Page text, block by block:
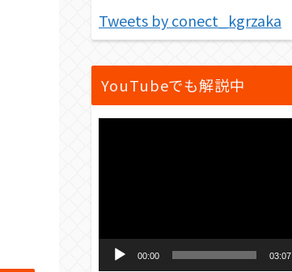
Tweets by conect_kgrzaka
YouTubeでも解説中
ー
00:00 03:07